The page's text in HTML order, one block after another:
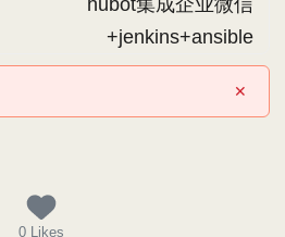
hubot集成企业微信
+jenkins+ansible